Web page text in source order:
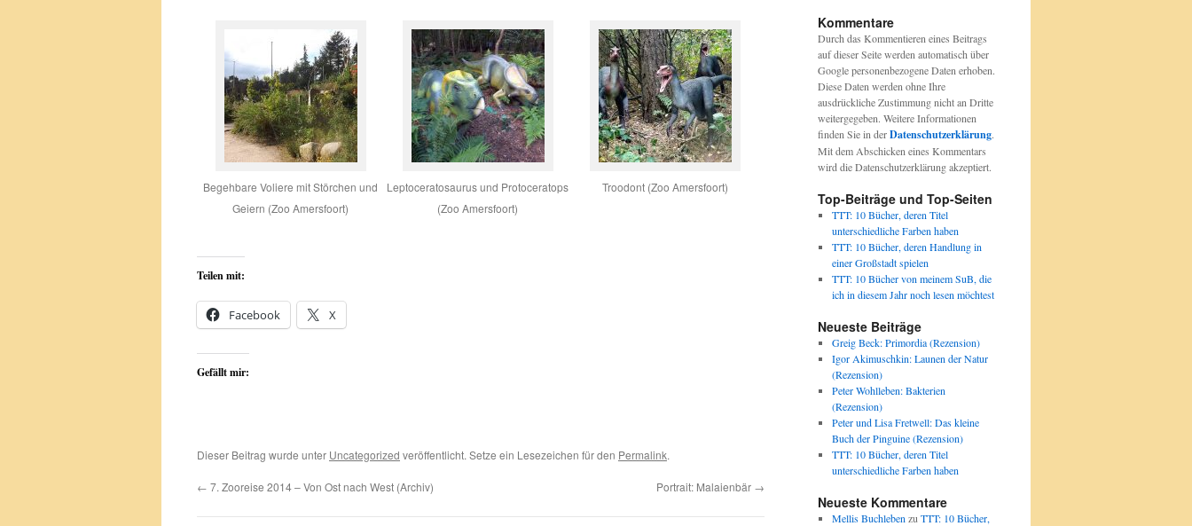
Begehbare Voliere mit Störchen und
Geiern (Zoo Amersfoort)
Leptoceratosaurus und Protoceratops
(Zoo Amersfoort)
Troodont (Zoo Amersfoort)
Teilen mit:
Facebook X
Gefällt mir:
Dieser Beitrag wurde unter Uncategorized veröffentlicht. Setze ein Lesezeichen für den Permalink.
← 7. Zooreise 2014 – Von Ost nach West (Archiv) Portrait: Malaienbär →
Kommentare
Durch das Kommentieren eines Beitrags
auf dieser Seite werden automatisch über
Google personenbezogene Daten erhoben.
Diese Daten werden ohne Ihre
ausdrückliche Zustimmung nicht an Dritte
weitergegeben. Weitere Informationen
finden Sie in derDatenschutzerklärung.
Mit dem Abschicken eines Kommentars
wird die Datenschutzerklärung akzeptiert.
Top-Beiträge und Top-Seiten
TTT: 10 Bücher, deren Titel
unterschiedliche Farben haben
TTT: 10 Bücher, deren Handlung in
einer Großstadt spielen
TTT: 10 Bücher von meinem SuB, die
ich in diesem Jahr noch lesen möchtest
Neueste Beiträge
Greig Beck: Primordia (Rezension)
Igor Akimuschkin: Launen der Natur
(Rezension)
Peter Wohlleben: Bakterien
(Rezension)
Peter und Lisa Fretwell: Das kleine
Buch der Pinguine (Rezension)
TTT: 10 Bücher, deren Titel
unterschiedliche Farben haben
Neueste Kommentare
Mellis Buchleben zu TTT: 10 Bücher,